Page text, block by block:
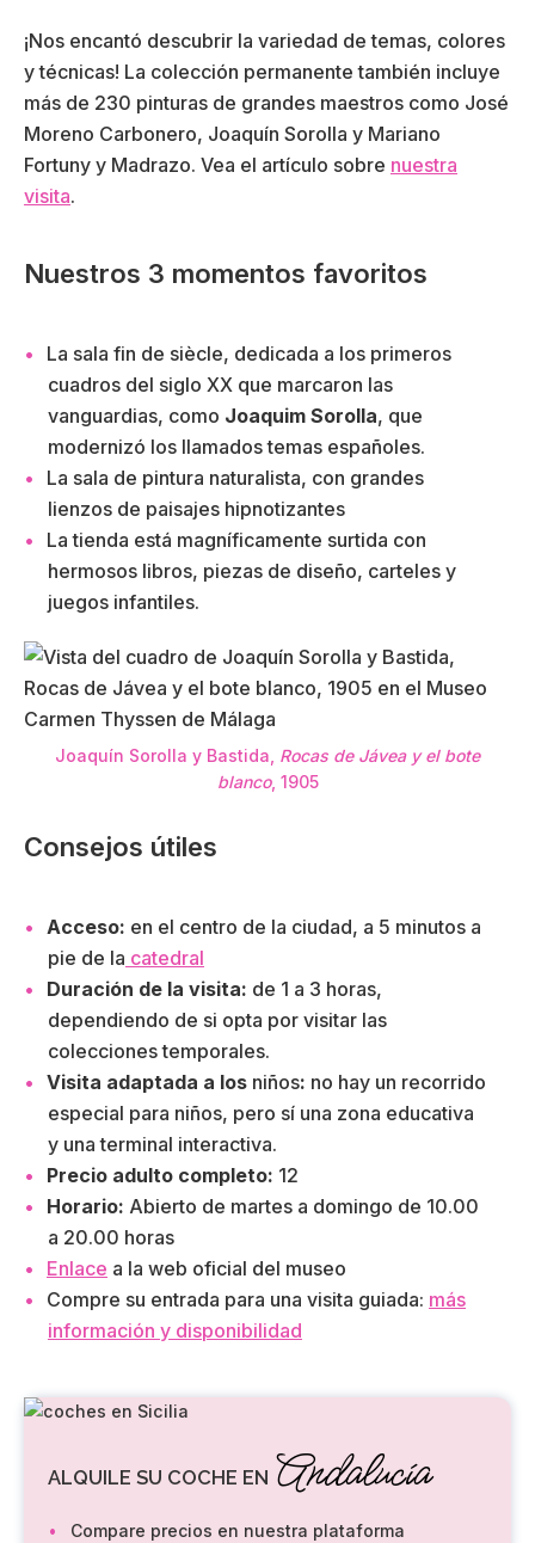
¡Nos encantó descubrir la variedad de temas, colores
y técnicas! La colección permanente también incluye
más de 230 pinturas de grandes maestros como José
Moreno Carbonero, Joaquín Sorolla y Mariano
Fortuny y Madrazo. Vea el artículo sobre nuestra
visita.
Nuestros 3 momentos favoritos
La sala fin de siècle, dedicada a los primeros
cuadros del siglo XX que marcaron las
vanguardias, como Joaquim Sorolla, que
modernizó los llamados temas españoles.
La sala de pintura naturalista, con grandes
lienzos de paisajes hipnotizantes
La tienda está magníficamente surtida con
hermosos libros, piezas de diseño, carteles y
juegos infantiles.
Joaquín Sorolla y Bastida, Rocas de Jávea y el bote
blanco, 1905
Consejos útiles
Acceso: en el centro de la ciudad, a 5 minutos a
pie de la catedral
Duración de la visita: de 1 a 3 horas,
dependiendo de si opta por visitar las
colecciones temporales.
Visita adaptada a los niños: no hay un recorrido
especial para niños, pero sí una zona educativa
y una terminal interactiva.
Precio adulto completo: 12
Horario: Abierto de martes a domingo de 10.00
a 20.00 horas
Enlace a la web oficial del museo
Compre su entrada para una visita guiada: más
información y disponibilidad
ALQUILE SU COCHE EN Andalucía
Compare precios en nuestra plataforma